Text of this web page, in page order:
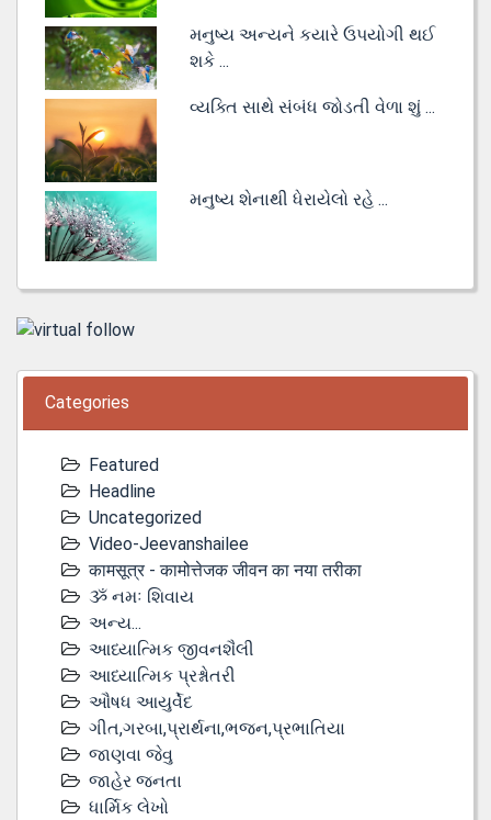
મનુષ્ય અન્યને કયારે ઉપયોગી થઈ
શકે ...
વ્યક્તિ સાથે સંબંધ જોડતી વેળા શું ...
મનુષ્ય શેનાથી ધેરાયેલો રહે ...
Categories
Featured
Headline
Uncategorized
Video-Jeevanshailee
कामसूत्र - कामोत्तेजक जीवन का नया तरीका
ૐ નમઃ શિવાય
અન્ય...
આધ્યાત્મિક જીવનશૈલી
આધ્યાત્મિક પ્રશ્નોતરી
ઔષધ આયુર્વેદ
ગીત,ગરબા,પ્રાર્થના,ભજન,પ્રભાતિયા
જાણવા જેવુ
જાહેર જનતા
ધાર્મિક લેખો